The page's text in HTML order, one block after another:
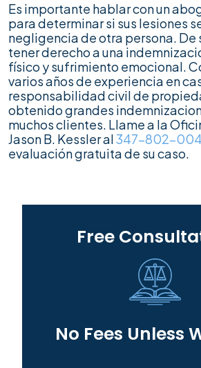
Es importante hablar con un
para determinar si sus lesiones
negligencia de otra persona. De
tener derecho a una
físico y sufrimiento emocional.
varios años de experiencia en
responsabilidad civil de
obtenido grandes
muchos clientes. Llame a la
Jason B. Kessler al347-802-
evaluación gratuita de su caso.
Free
No Fees Unless